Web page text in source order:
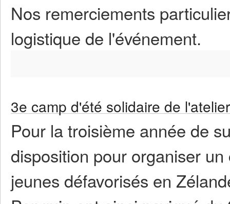
Nos remerciements
logistique de l'événement.
3e camp d'été solidaire de
Pour la troisième année de
disposition pour organiser
jeunes défavorisés en